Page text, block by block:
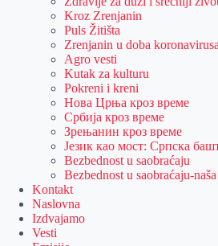
Kroz Zrenjanin
Puls Žitišta
Zrenjanin u doba koronavirusa
Agro vesti
Kutak za kulturu
Pokreni i kreni
Нова Црња кроз време
Србија кроз време
Зрењанин кроз време
Језик као мост: Српска
Bezbednost u saobraćaju
Bezbednost u saobraćaju-
Kontakt
Naslovna
Izdvajamo
Vesti